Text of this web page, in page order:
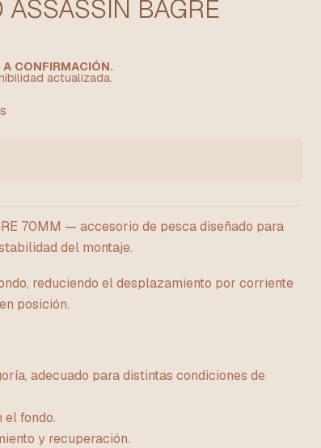
BAGRE
A CONFIRMACIÓN.
actualizada.
70MM — accesorio de pesca diseñado para
del montaje.
reduciendo el desplazamiento por corriente
posición.
adecuado para distintas condiciones de
el fondo.
y recuperación.